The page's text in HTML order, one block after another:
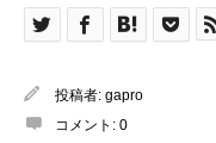
投稿者: gapro
コメント: 0